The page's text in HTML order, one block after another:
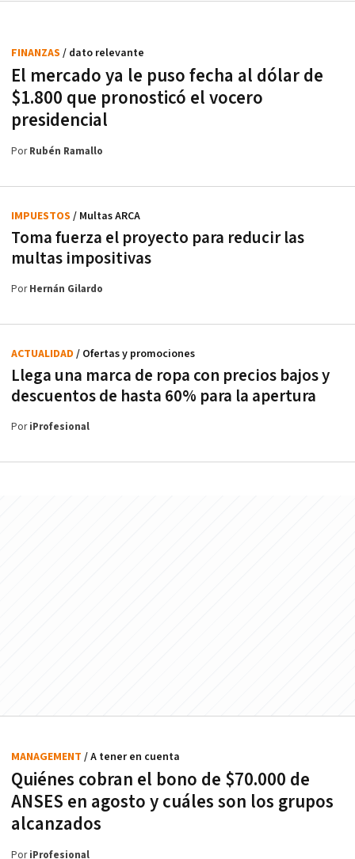
El mercado ya le puso fecha al dólar de
$1.800 que pronosticó el vocero
presidencial
FINANZAS / dato relevante
PorRubén Ramallo
Toma fuerza el proyecto para reducir las
multas impositivas
IMPUESTOS / Multas ARCA
PorHernán Gilardo
Llega una marca de ropa con precios bajos y
descuentos de hasta 60% para la apertura
ACTUALIDAD / Ofertas y promociones
PoriProfesional
Quiénes cobran el bono de $70.000 de
ANSES en agosto y cuáles son los grupos
alcanzados
MANAGEMENT / A tener en cuenta
PoriProfesional